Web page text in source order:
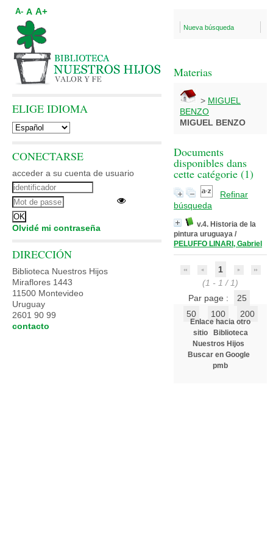
Nueva búsqueda
Materias
> MIGUEL
BENZO
MIGUEL BENZO
Documents
disponibles dans
cette catégorie (1)
Refinar
búsqueda
v.4. Historia de la
pintura uruguaya /
PELUFFO LINARI, Gabriel
1
(1 - 1 / 1)
Par page :
25
50
100 200
Enlace hacia otro
sitio
Biblioteca
Nuestros Hijos
Buscar en Google
pmb
A- A A+
ELIGE IDIOMA
CONECTARSE
acceder a su cuenta de usuario
Olvidé mi contraseña
DIRECCIÓN
Biblioteca Nuestros Hijos
Miraflores 1443
11500 Montevideo
Uruguay
2601 90 99
contacto